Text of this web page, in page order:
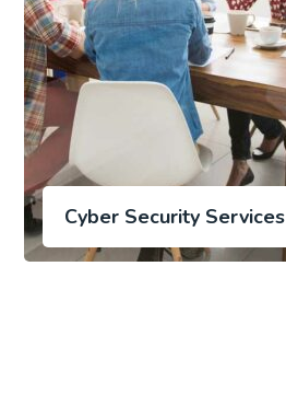
Cyber Security Services